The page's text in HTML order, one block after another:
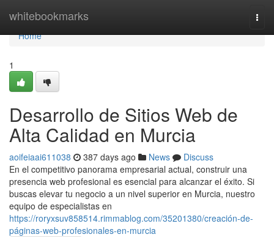
whitebookmarks
Home
Home
1
Desarrollo de Sitios Web de
Alta Calidad en Murcia
aoifeiaai611038 387 days ago News
Discuss
En el competitivo panorama empresarial actual, construir una
presencia web profesional es esencial para alcanzar el éxito. Si
buscas elevar tu negocio a un nivel superior en Murcia, nuestro
equipo de especialistas en
https://roryxsuv858514.rimmablog.com/35201380/creación-de-
páginas-web-profesionales-en-murcia